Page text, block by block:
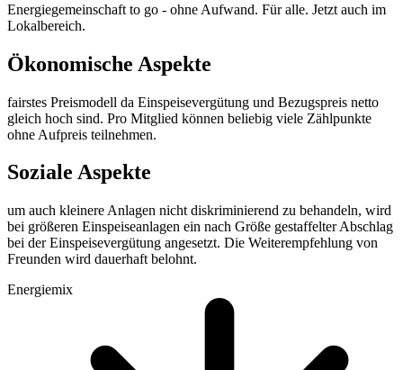
Energiegemeinschaft to go - ohne Aufwand. Für alle. Jetzt auch im
Lokalbereich.
Ökonomische Aspekte
fairstes Preismodell da Einspeisevergütung und Bezugspreis netto
gleich hoch sind. Pro Mitglied können beliebig viele Zählpunkte
ohne Aufpreis teilnehmen.
Soziale Aspekte
um auch kleinere Anlagen nicht diskriminierend zu behandeln, wird
bei größeren Einspeiseanlagen ein nach Größe gestaffelter Abschlag
bei der Einspeisevergütung angesetzt. Die Weiterempfehlung von
Freunden wird dauerhaft belohnt.
Energiemix